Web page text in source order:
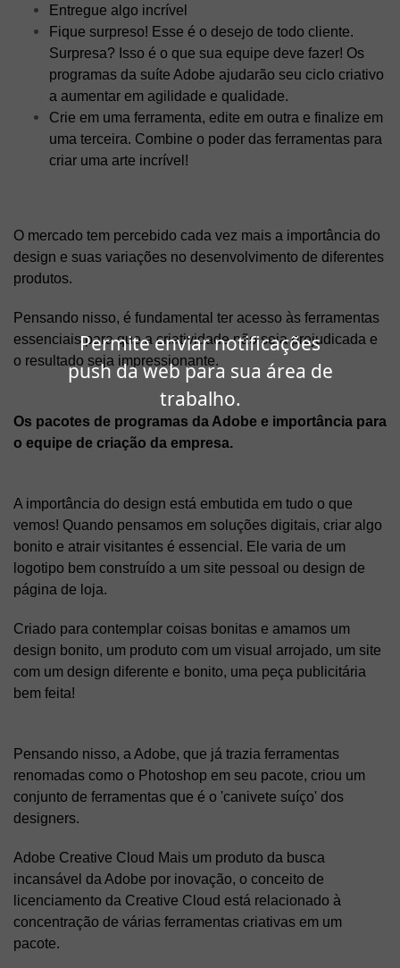
Permite enviar notificações
push da web para sua área de
trabalho.
Entregue algo incrível
Fique surpreso! Esse é o desejo de todo cliente.
Surpresa? Isso é o que sua equipe deve fazer! Os
programas da suíte Adobe ajudarão seu ciclo criativo
a aumentar em agilidade e qualidade.
Crie em uma ferramenta, edite em outra e finalize em
uma terceira. Combine o poder das ferramentas para
criar uma arte incrível!
O mercado tem percebido cada vez mais a importância do
design e suas variações no desenvolvimento de diferentes
produtos.
Pensando nisso, é fundamental ter acesso às ferramentas
essenciais para que a criatividade não seja prejudicada e
o resultado seja impressionante.
Os pacotes de programas da Adobe e importância para
o equipe de criação da empresa.
A importância do design está embutida em tudo o que
vemos! Quando pensamos em soluções digitais, criar algo
bonito e atrair visitantes é essencial. Ele varia de um
logotipo bem construído a um site pessoal ou design de
página de loja.
Criado para contemplar coisas bonitas e amamos um
design bonito, um produto com um visual arrojado, um site
com um design diferente e bonito, uma peça publicitária
bem feita!
Pensando nisso, a Adobe, que já trazia ferramentas
renomadas como o Photoshop em seu pacote, criou um
conjunto de ferramentas que é o 'canivete suíço' dos
designers.
Adobe Creative Cloud Mais um produto da busca
incansável da Adobe por inovação, o conceito de
licenciamento da Creative Cloud está relacionado à
concentração de várias ferramentas criativas em um
pacote.